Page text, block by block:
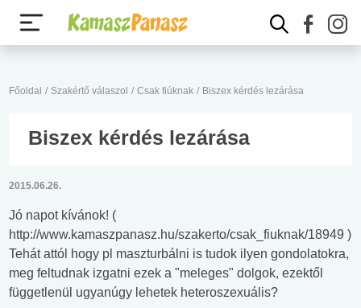
Főoldal / Szakértő válaszol / Csak fiúknak / Biszex kérdés lezárása
Biszex kérdés lezárása
2015.06.26.
Jó napot kívánok! (
http://www.kamaszpanasz.hu/szakerto/csak_fiuknak/18949 )
Tehát attól hogy pl maszturbálni is tudok ilyen gondolatokra,
meg feltudnak izgatni ezek a "meleges" dolgok, ezektől
függetlenül ugyanúgy lehetek heteroszexuális?